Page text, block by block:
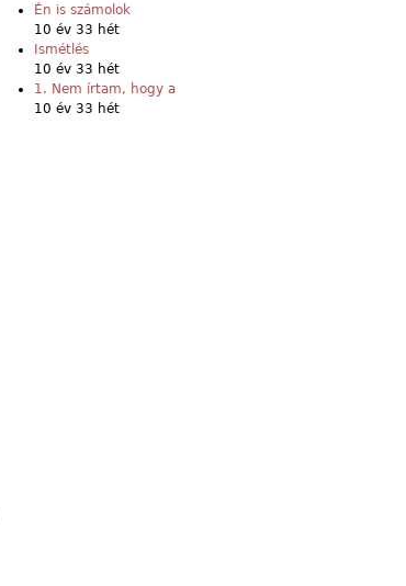
Én is számolok
10 év 33 hét
Ismétlés
10 év 33 hét
1. Nem írtam, hogy a
10 év 33 hét